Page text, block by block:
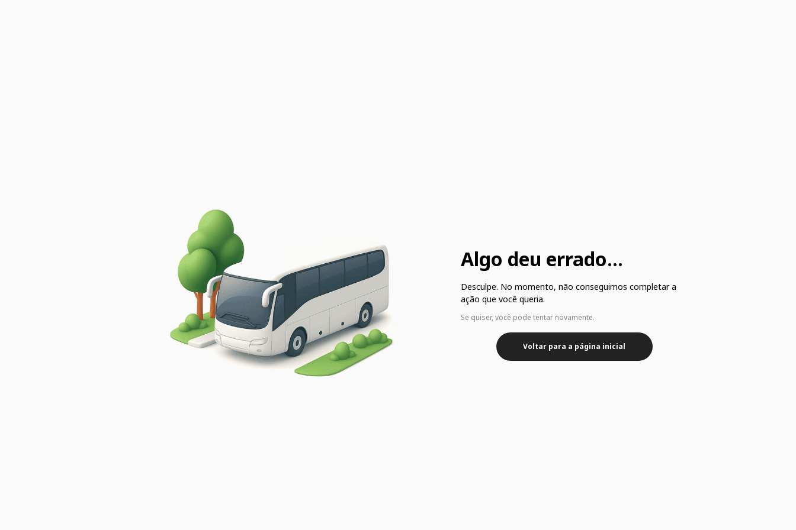
Algo deu errado...
Desculpe. No momento, não conseguimos completar a
ação que você queria.
Se quiser, você pode tentar novamente.
Voltar para a página inicial